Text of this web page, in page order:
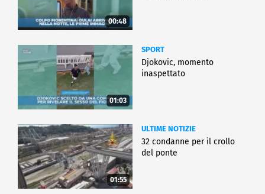
00:48
01:03
SPORT
Djokovic, momento
inaspettato
01:55
ULTIME NOTIZIE
32 condanne per il crollo
del ponte